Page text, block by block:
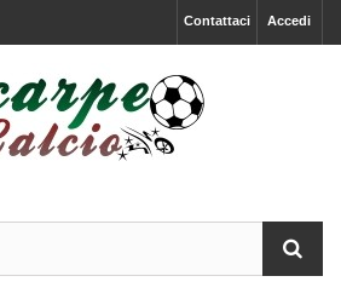
Accedi
Contattaci